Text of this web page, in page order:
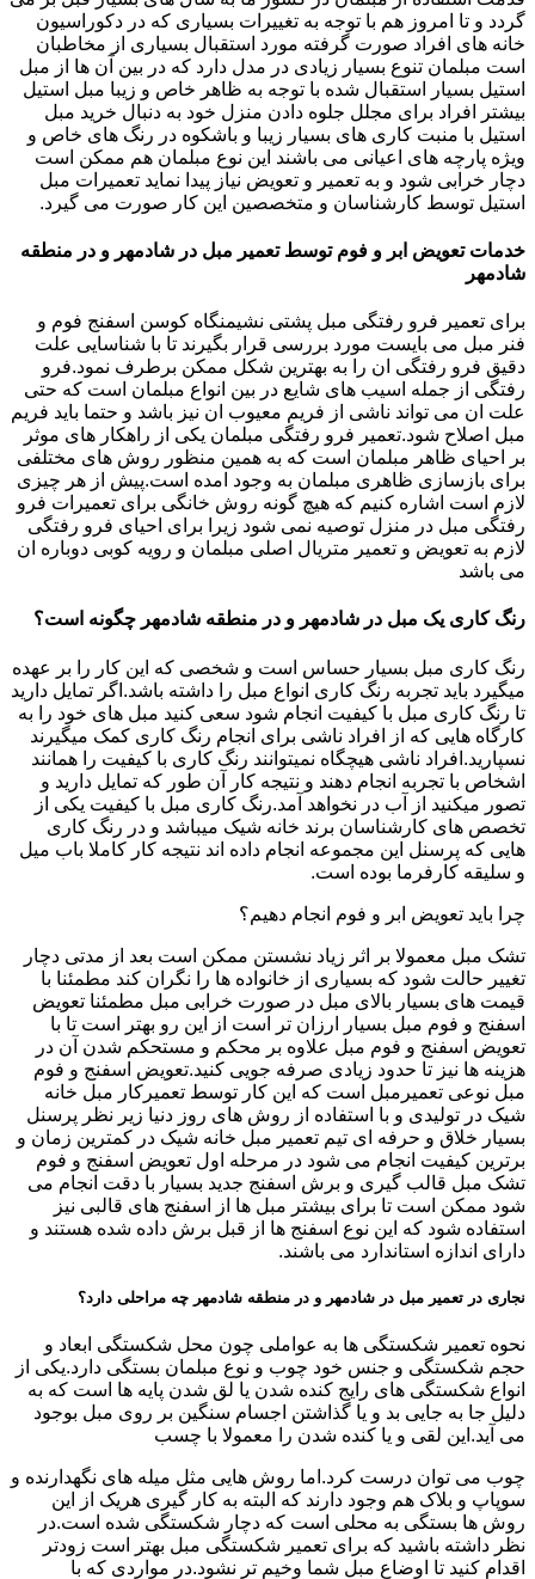
گردد و تا امروز هم با توجه به تغییرات بسیاری که در دکوراسیون
خانه های افراد صورت گرفته مورد استقبال بسیاری از مخاطبان
است مبلمان تنوع بسیار زیادی در مدل دارد که در بین آن ها از مبل
استیل بسیار استقبال شده با توجه به ظاهر خاص و زیبا مبل استیل
بیشتر افراد برای مجلل جلوه دادن منزل خود به دنبال خرید مبل
استیل با منبت کاری های بسیار زیبا و باشکوه در رنگ های خاص و
ویژه پارچه های اعیانی می باشند این نوع مبلمان هم ممکن است
دچار خرابی شود و به تعمیر و تعویض نیاز پیدا نماید تعمیرات مبل
استیل توسط کارشناسان و متخصصین این کار صورت می گیرد.
خدمات تعویض ابر و فوم توسط تعمیر مبل در شادمهر و در منطقه
شادمهر
برای تعمیر فرو رفتگی مبل پشتی نشیمنگاه کوسن اسفنج فوم و
فنر مبل می بایست مورد بررسی قرار بگیرند تا با شناسایی علت
دقیق فرو رفتگی ان را به بهترین شکل ممکن برطرف نمود.فرو
رفتگی از جمله اسیب های شایع در بین انواع مبلمان است که حتی
علت ان می تواند ناشی از فریم معیوب ان نیز باشد و حتما باید فریم
مبل اصلاح شود.تعمیر فرو رفتگی مبلمان یکی از راهکار های موثر
بر احیای ظاهر مبلمان است که به همین منظور روش های مختلفی
برای بازسازی ظاهری مبلمان به وجود امده است.پیش از هر چیزی
لازم است اشاره کنیم که هیچ گونه روش خانگی برای تعمیرات فرو
رفتگی مبل در منزل توصیه نمی شود زیرا برای احیای فرو رفتگی
لازم به تعویض و تعمیر متریال اصلی مبلمان و رویه کوبی دوباره ان
می باشد
رنگ کاری یک مبل در شادمهر و در منطقه شادمهر چگونه است؟
رنگ کاری مبل بسیار حساس است و شخصی که این کار را بر عهده
میگیرد باید تجربه رنگ کاری انواع مبل را داشته باشد.اگر تمایل دارید
تا رنگ کاری مبل با کیفیت انجام شود سعی کنید مبل های خود را به
کارگاه هایی که از افراد ناشی برای انجام رنگ کاری کمک میگیرند
نسپارید.افراد ناشی هیچگاه نمیتوانند رنگ کاری با کیفیت را همانند
اشخاص با تجربه انجام دهند و نتیجه کار آن طور که تمایل دارید و
تصور میکنید از آب در نخواهد آمد.رنگ کاری مبل با کیفیت یکی از
تخصص های کارشناسان برند خانه شیک میباشد و در رنگ کاری
هایی که پرسنل این مجموعه انجام داده اند نتیجه کار کاملا باب میل
و سلیقه کارفرما بوده است.
چرا باید تعویض ابر و فوم انجام دهیم؟
تشک مبل معمولا بر اثر زیاد نشستن ممکن است بعد از مدتی دچار
تغییر حالت شود که بسیاری از خانواده ها را نگران کند مطمئنا با
قیمت های بسیار بالای مبل در صورت خرابی مبل مطمئنا تعویض
اسفنج و فوم مبل بسیار ارزان تر است از این رو بهتر است تا با
تعویض اسفنج و فوم مبل علاوه بر محکم و مستحکم شدن آن در
هزینه ها نیز تا حدود زیادی صرفه جویی کنید.تعویض اسفنج و فوم
مبل نوعی تعمیرمبل است که این کار توسط تعمیرکار مبل خانه
شیک در تولیدی و با استفاده از روش های روز دنیا زیر نظر پرسنل
بسیار خلاق و حرفه ای تیم تعمیر مبل خانه شیک در کمترین زمان و
برترین کیفیت انجام می شود در مرحله اول تعویض اسفنج و فوم
تشک مبل قالب گیری و برش اسفنج جدید بسیار با دقت انجام می
شود ممکن است تا برای بیشتر مبل ها از اسفنج های قالبی نیز
استفاده شود که این نوع اسفنج ها از قبل برش داده شده هستند و
دارای اندازه استاندارد می باشند.
نجاری در تعمیر مبل در شادمهر و در منطقه شادمهر چه مراحلی دارد؟
نحوه تعمیر شکستگی ها به عواملی چون محل شکستگی ابعاد و
حجم شکستگی و جنس خود چوب و نوع مبلمان بستگی دارد.یکی از
انواع شکستگی های رایج کنده شدن یا لق شدن پایه ها است که به
دلیل جا به جایی بد و یا گذاشتن اجسام سنگین بر روی مبل بوجود
می آید.این لقی و یا کنده شدن را معمولا با چسب
چوب می توان درست کرد.اما روش هایی مثل میله های نگهدارنده و
سوپاپ و بلاک هم وجود دارند که البته به کار گیری هریک از این
روش ها بستگی به محلی است که دچار شکستگی شده است.در
نظر داشته باشید که برای تعمیر شکستگی مبل بهتر است زودتر
اقدام کنید تا اوضاع مبل شما وخیم تر نشود.در مواردی که با